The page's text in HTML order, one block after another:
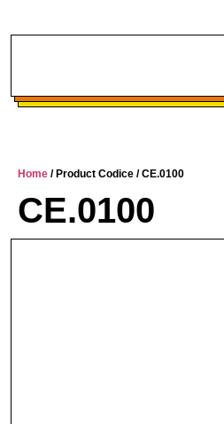
Home / Product Codice / CE.0100
CE.0100